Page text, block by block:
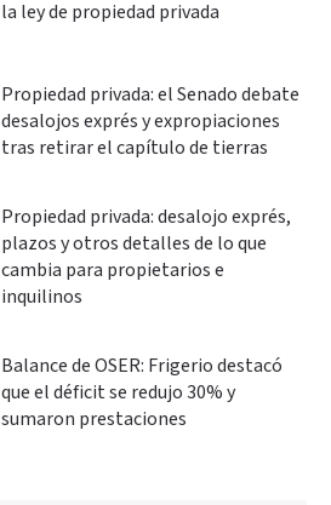
la ley de propiedad privada
Propiedad privada: el Senado debate
desalojos exprés y expropiaciones
tras retirar el capítulo de tierras
Propiedad privada: desalojo exprés,
plazos y otros detalles de lo que
cambia para propietarios e
inquilinos
Balance de OSER: Frigerio destacó
que el déficit se redujo 30% y
sumaron prestaciones